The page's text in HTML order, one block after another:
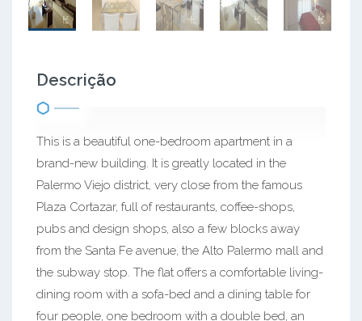
Descrição
This is a beautiful one-bedroom apartment in a
brand-new building. It is greatly located in the
Palermo Viejo district, very close from the famous
Plaza Cortazar, full of restaurants, coffee-shops,
pubs and design shops, also a few blocks away
from the Santa Fe avenue, the Alto Palermo mall and
the subway stop. The flat offers a comfortable living-
dining room with a sofa-bed and a dining table for
four people, one bedroom with a double bed, an